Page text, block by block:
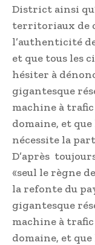
District ainsi
territoriaux de
l’authenticité
et que tous les
hésiter à
gigantesque
machine à
domaine, et
nécessite la
D’après
«seul le règne
la refonte du
gigantesque
machine à
domaine, et